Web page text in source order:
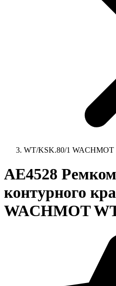
WT/KSK.80/1 WACHMOT
AE4528
контурного
WACHMOT